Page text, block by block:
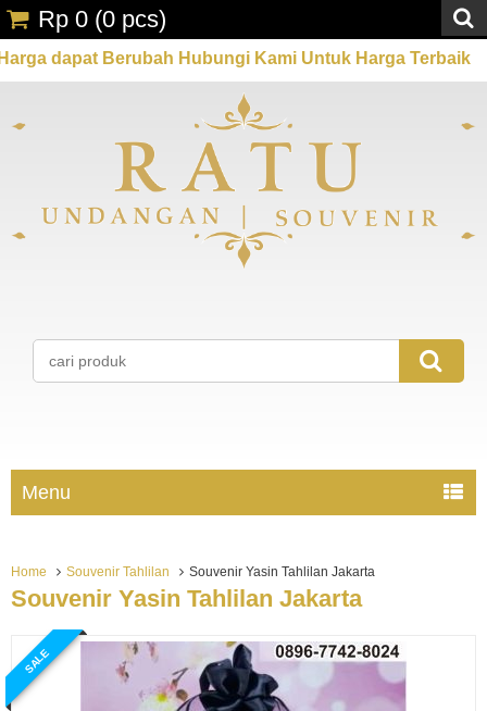
Berubah Hubungi Kami Untuk Harga Terbaik
Rp 0 (0 pcs)
Menu
Home Souvenir Tahlilan Souvenir Yasin Tahlilan Jakarta
Souvenir Yasin Tahlilan Jakarta
SALE